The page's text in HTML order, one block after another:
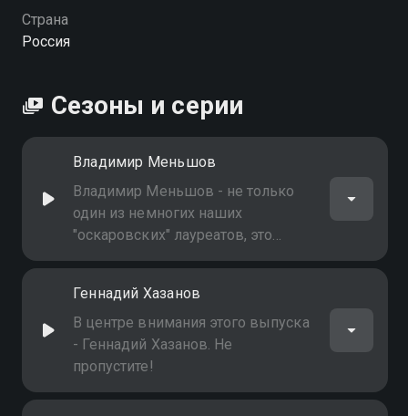
Страна
Россия
Сезоны и серии
Владимир Меньшов
Владимир Меньшов - не только
один из немногих наших
"оскаровских" лауреатов, это
актер, режиссер и человек во
примечательный. Все пять
фильмов, поставленных
Меньшовым, люди смотрят снова
и снова. И "Москва слезам не
верит", и лубочные "Любовь и
Геннадий Хазанов
В центре внимания этого выпуска
- Геннадий Хазанов. Не
пропустите!